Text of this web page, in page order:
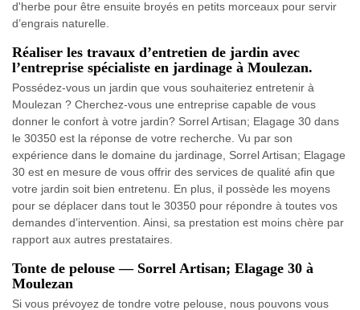
d'herbe pour être ensuite broyés en petits morceaux pour servir
d’engrais naturelle.
Réaliser les travaux d’entretien de jardin avec
l’entreprise spécialiste en jardinage à Moulezan.
Possédez-vous un jardin que vous souhaiteriez entretenir à
Moulezan ? Cherchez-vous une entreprise capable de vous
donner le confort à votre jardin? Sorrel Artisan; Elagage 30 dans
le 30350 est la réponse de votre recherche. Vu par son
expérience dans le domaine du jardinage, Sorrel Artisan; Elagage
30 est en mesure de vous offrir des services de qualité afin que
votre jardin soit bien entretenu. En plus, il possède les moyens
pour se déplacer dans tout le 30350 pour répondre à toutes vos
demandes d’intervention. Ainsi, sa prestation est moins chère par
rapport aux autres prestataires.
Tonte de pelouse — Sorrel Artisan; Elagage 30 à
Moulezan
Si vous prévoyez de tondre votre pelouse, nous pouvons vous